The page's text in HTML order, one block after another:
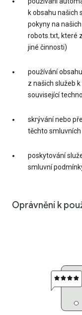
k obsahu našich
pokyny na
robots.txt, které
jiné činnosti)
používání
z našich služeb
související
skrývání nebo
těchto
poskytování
smluvní
Oprávnění k